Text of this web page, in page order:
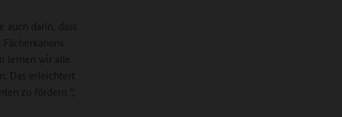
darin, dass
lernen wir alle
Das erleichtert
zu fördern “,